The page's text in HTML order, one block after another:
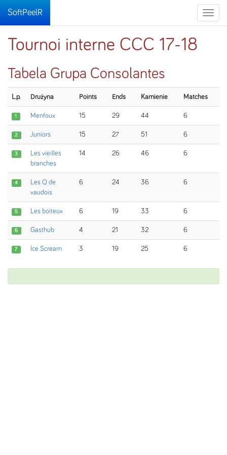
Toggle
SoftPeelR
Tournoi interne CCC 17-18
Tabela Grupa Consolantes
L.p. Drużyna Points Ends Kamienie Matches
1 Menfoux 15 29 44 6
2 Juniors 15 27 51 6
3
Les vieilles
branches
14 26 46 6
4
Les Q de
vaudois
6 24 36 6
5 Les boiteux 6 19 33 6
6 Gasthub 4 21 32 6
7 Ice Scream 3 19 25 6